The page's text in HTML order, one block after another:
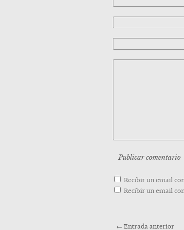
Recibir un email
Recibir un email
← Entrada anterior